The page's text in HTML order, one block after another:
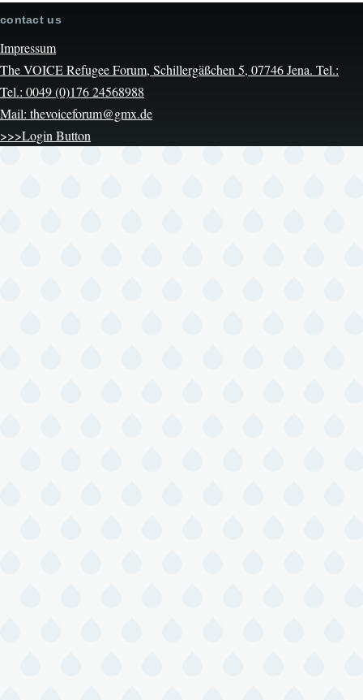
contact us
Impressum
The VOICE Refugee Forum, Schillergäßchen 5, 07746 Jena. Tel.:
Tel.: 0049 (0)176 24568988
Mail: thevoiceforum@gmx.de
>>>Login Button